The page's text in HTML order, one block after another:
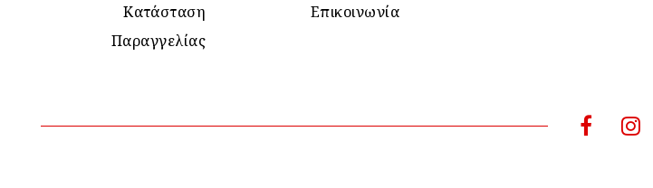
Κατάσταση
Παραγγελίας
Επικοινωνία